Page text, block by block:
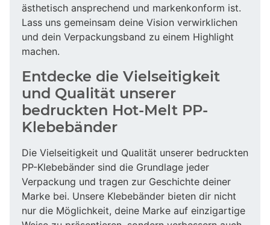
ästhetisch ansprechend und markenkonform ist.
Lass uns gemeinsam deine Vision verwirklichen
und dein Verpackungsband zu einem Highlight
machen.
Entdecke die Vielseitigkeit
und Qualität unserer
bedruckten Hot-Melt PP-
Klebebänder
Die Vielseitigkeit und Qualität unserer bedruckten
PP-Klebebänder sind die Grundlage jeder
Verpackung und tragen zur Geschichte deiner
Marke bei. Unsere Klebebänder bieten dir nicht
nur die Möglichkeit, deine Marke auf einzigartige